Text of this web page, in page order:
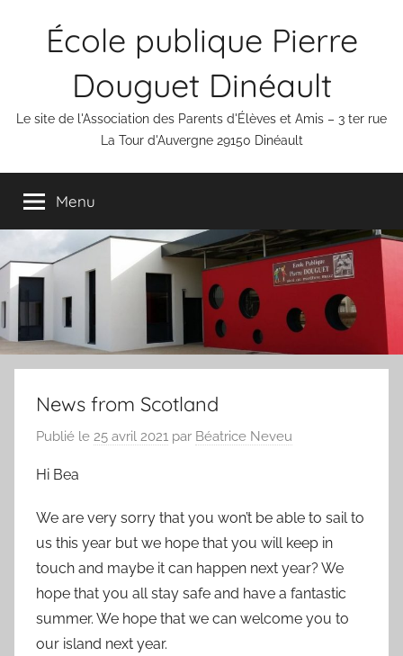
École publique Pierre
Douguet Dinéault
Le site de l'Association des Parents d'Élèves et Amis – 3 ter rue
La Tour d'Auvergne 29150 Dinéault
Menu
News from Scotland
Publié le 25 avril 2021 par Béatrice Neveu
Hi Bea
We are very sorry that you won’t be able to sail to
us this year but we hope that you will keep in
touch and maybe it can happen next year? We
hope that you all stay safe and have a fantastic
summer. We hope that we can welcome you to
our island next year.